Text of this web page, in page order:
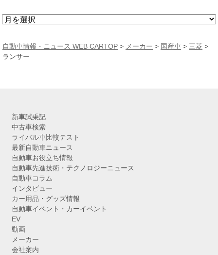
ア
カ
イ
自動車情報・ニュース WEB CARTOP > メーカー > 国産車 > 三菱 >
ランサー
新車試乗記
中古車検索
ライバル車比較テスト
最新自動車ニュース
自動車お役立ち情報
自動車先進技術・テクノロジーニュース
自動車コラム
インタビュー
カー用品・グッズ情報
自動車イベント・カーイベント
EV
動画
メーカー
会社案内